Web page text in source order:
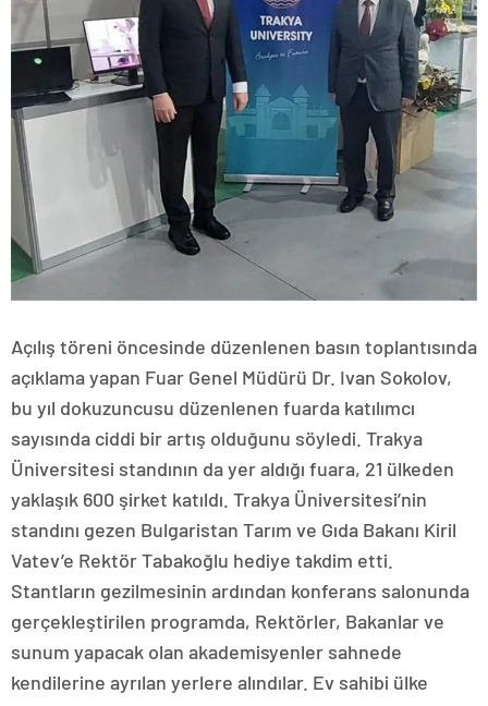
Açılış töreni öncesinde düzenlenen basın toplantısında
açıklama yapan Fuar Genel Müdürü Dr. Ivan Sokolov,
bu yıl dokuzuncusu düzenlenen fuarda katılımcı
sayısında ciddi bir artış olduğunu söyledi. Trakya
Üniversitesi standının da yer aldığı fuara, 21 ülkeden
yaklaşık 600 şirket katıldı. Trakya Üniversitesi’nin
standını gezen Bulgaristan Tarım ve Gıda Bakanı Kiril
Vatev’e Rektör Tabakoğlu hediye takdim etti.
Stantların gezilmesinin ardından konferans salonunda
gerçekleştirilen programda, Rektörler, Bakanlar ve
sunum yapacak olan akademisyenler sahnede
kendilerine ayrılan yerlere alındılar. Ev sahibi ülke